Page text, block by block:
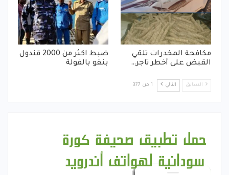
مكافحة المخدرات تلقي
القبض على أخطر تاجر…
ضبط اكثر من 2000 قندول
بنقو بالفولة
السابق التالي 1 من 377